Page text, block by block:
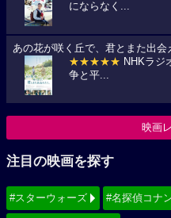
にならなく...
あの花が咲く丘で、君とまた出会
★★★★★ NHKラジ
争と平...
映画
注目の映画を探す
#スターウォーズ #名探偵コナ